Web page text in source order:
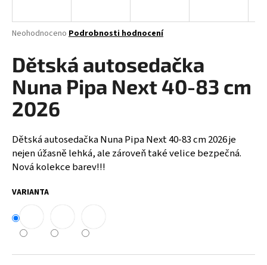
Průměrné
produktu
je
0,0
5
hvězdiček.
Neohodnoceno Podrobnosti hodnocení
Dětská autosedačka
Nuna Pipa Next 40-83 cm
2026
Dětská autosedačka Nuna Pipa Next 40-83 cm 2026je
nejen úžasně lehká, ale zároveň také velice bezpečná.
Nová kolekce barev!!!
VARIANTA
j
t
?
HLEDAT
D
p
u